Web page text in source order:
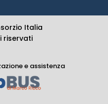
Italia
riservati
e assistenza